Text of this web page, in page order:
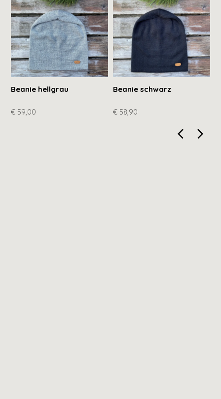
Beanie hellgrau
€ 59,00
Beanie schwarz
€ 58,90
arrow_back_ios_new